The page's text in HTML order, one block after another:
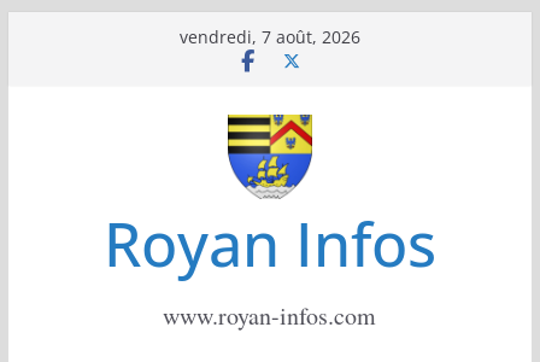
vendredi, 7 août, 2026
Royan Infos
www.royan-infos.com